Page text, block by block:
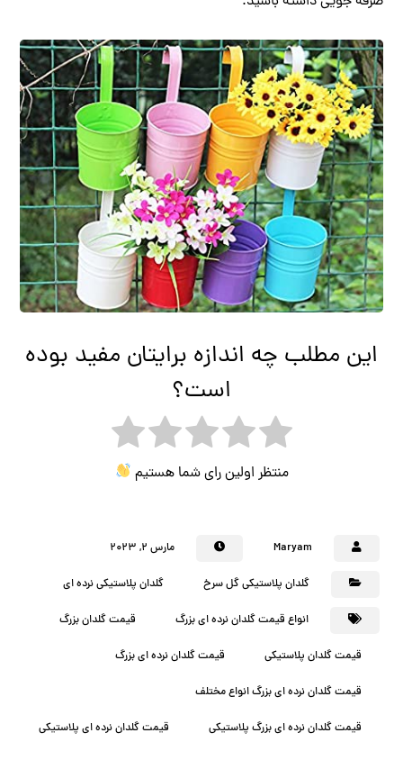
این مطلب چه اندازه برایتان مفید بوده
است؟
منتظر اولین رای شما هستیم
Maryam مارس ۲, ۲۰۲۳
گلدان پلاستیکی گل سرخ گلدان پلاستیکی نرده ای
انواع قیمت گلدان نرده ای بزرگ قیمت گلدان بزرگ
قیمت گلدان پلاستیکی قیمت گلدان نرده ای بزرگ
قیمت گلدان نرده ای بزرگ انواع مختلف
قیمت گلدان نرده ای بزرگ پلاستیکی قیمت گلدان نرده ای پلاستیکی